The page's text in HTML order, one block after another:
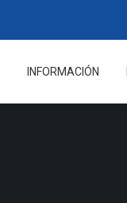
INFORMACIÓN